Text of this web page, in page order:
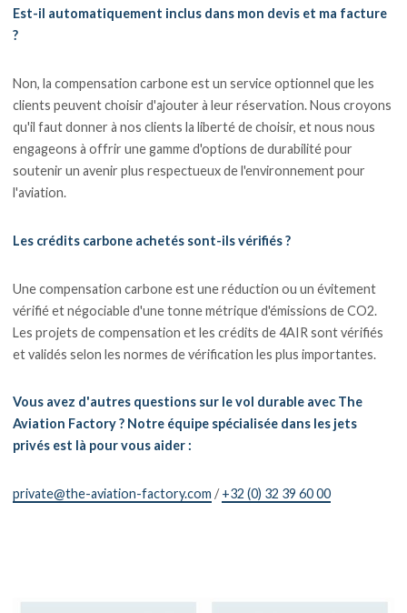
Est-il automatiquement inclus dans mon devis et ma facture
?
Non, la compensation carbone est un service optionnel que les
clients peuvent choisir d'ajouter à leur réservation. Nous croyons
qu'il faut donner à nos clients la liberté de choisir, et nous nous
engageons à offrir une gamme d'options de durabilité pour
soutenir un avenir plus respectueux de l'environnement pour
l'aviation.
Les crédits carbone achetés sont-ils vérifiés ?
Une compensation carbone est une réduction ou un évitement
vérifié et négociable d'une tonne métrique d'émissions de CO2.
Les projets de compensation et les crédits de 4AIR sont vérifiés
et validés selon les normes de vérification les plus importantes.
Vous avez d'autres questions sur le vol durable avec The
Aviation Factory ? Notre équipe spécialisée dans les jets
privés est là pour vous aider :
private@the-aviation-factory.com /+32 (0) 32 39 60 00